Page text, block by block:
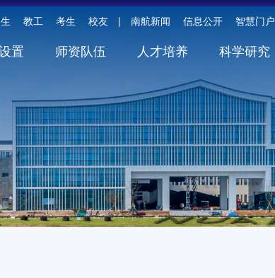
南航新闻 信息公开 智慧门户
教工 考生 校友
置 师资队伍 人才培养 科学研究